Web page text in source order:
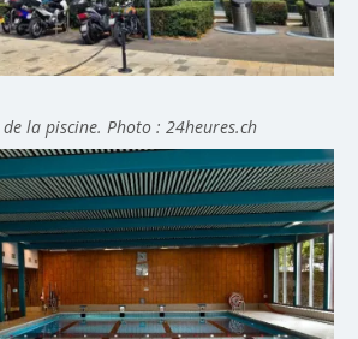
de la piscine. Photo : 24heures.ch